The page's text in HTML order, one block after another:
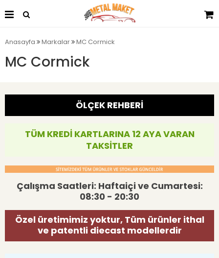
Anasayfa Markalar MC Cormick
MC Cormick
ÖLÇEK REHBERİ
TÜM KREDİ KARTLARINA 12 AYA VARAN
TAKSİTLER
Çalışma Saatleri: Haftaiçi ve Cumartesi:
08:30 - 20:30
Özel üretimimiz yoktur, Tüm ürünler ithal
ve patentli diecast modellerdir